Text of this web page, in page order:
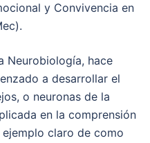
y Convivencia en
Neurobiología, hace
a desarrollar el
o neuronas de la
en la comprensión
claro de como